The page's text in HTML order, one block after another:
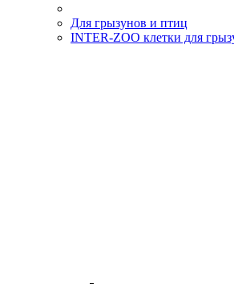
Для грызунов и птиц
INTER-ZOO клетки для